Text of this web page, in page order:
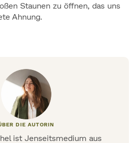
Staunen zu öffnen, das uns
Ahnung.
DIE AUTORIN
ist Jenseitsmedium aus